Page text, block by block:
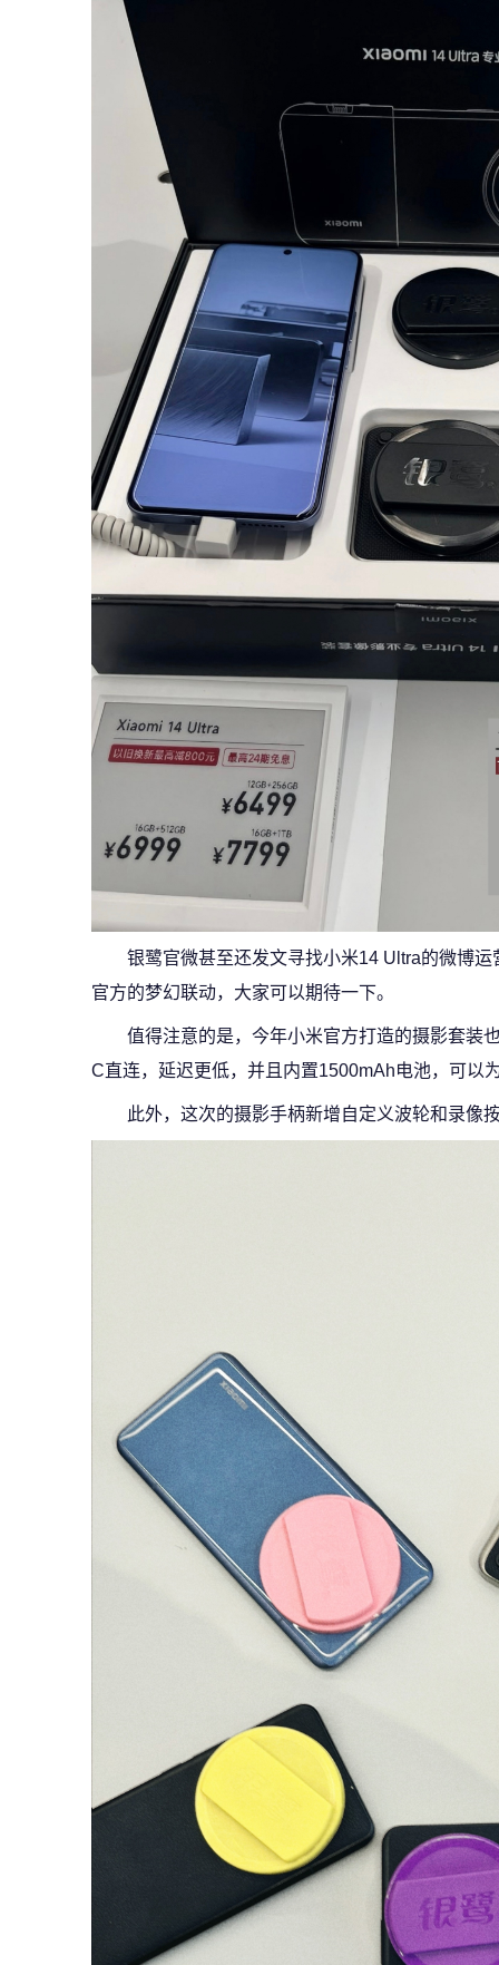
银鹭官微甚至还发文寻找小米14 Ultra的微博
官方的梦幻联动，大家可以期待一下。
值得注意的是，今年小米官方打造的摄影套装
C直连，延迟更低，并且内置1500mAh电池，可以
此外，这次的摄影手柄新增自定义波轮和录像